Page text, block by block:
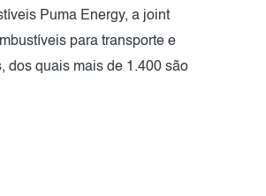
Puma Energy, a joint
para transporte e
dos quais mais de 1.400 são